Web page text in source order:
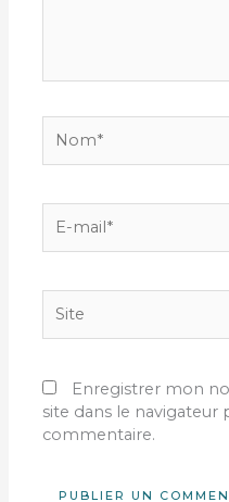
mail*
Enregistrer mon
site dans le
commentaire.